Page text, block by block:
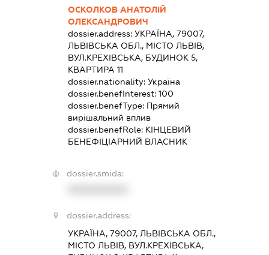
ОСКОЛКОВ АНАТОЛІЙ
ОЛЕКСАНДРОВИЧ
dossier.address: УКРАЇНА, 79007,
ЛЬВІВСЬКА ОБЛ., МІСТО ЛЬВІВ,
ВУЛ.КРЕХІВСЬКА, БУДИНОК 5,
КВАРТИРА 11
dossier.nationality: Україна
dossier.benefInterest: 100
dossier.benefType: Прямий
вирішальний вплив
dossier.benefRole: КІНЦЕВИЙ
БЕНЕФІЦІАРНИЙ ВЛАСНИК
dossier.smida:
dossier.address:
УКРАЇНА, 79007, ЛЬВІВСЬКА ОБЛ.,
МІСТО ЛЬВІВ, ВУЛ.КРЕХІВСЬКА,